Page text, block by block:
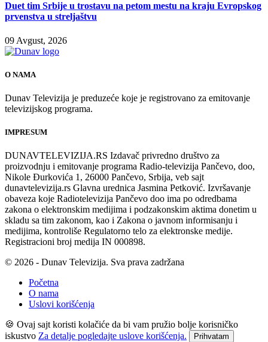
Duet tim Srbije u trostavu na petom mestu na kraju Evropskog
prvenstva u streljaštvu
09 Avgust, 2026
O NAMA
Dunav Televizija je preduzeće koje je registrovano za emitovanje
televizijskog programa.
IMPRESUM
DUNAVTELEVIZIJA.RS Izdavač privredno društvo za
proizvodnju i emitovanje programa Radio-televizija Pančevo, doo,
Nikole Đurkovića 1, 26000 Pančevo, Srbija, veb sajt
dunavtelevizija.rs Glavna urednica Jasmina Petković. Izvršavanje
obaveza koje Radiotelevizija Pančevo doo ima po odredbama
zakona o elektronskim medijima i podzakonskim aktima donetim u
skladu sa tim zakonom, kao i Zakona o javnom informisanju i
medijima, kontroliše Regulatorno telo za elektronske medije.
Registracioni broj medija IN 000898.
© 2026 - Dunav Televizija. Sva prava zadržana
Početna
O nama
Uslovi korišćenja
🍪 Ovaj sajt koristi kolačiće da bi vam pružio bolje korisničko
iskustvo Za detalje pogledajte uslove korišćenja. Prihvatam